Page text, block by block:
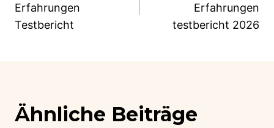
Erfahrungen
Testbericht
Erfahrungen
testbericht 2026
Ähnliche Beiträge